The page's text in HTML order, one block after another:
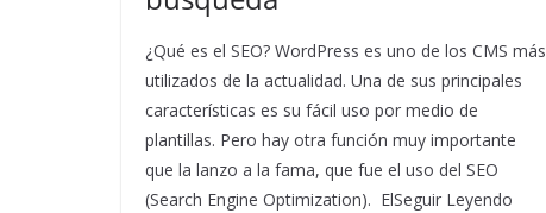
¿Qué es el SEO? WordPress es uno de los CMS más
utilizados de la actualidad. Una de sus principales
características es su fácil uso por medio de
plantillas. Pero hay otra función muy importante
que la lanzo a la fama, que fue el uso del SEO
(Search Engine Optimization). ElSeguir Leyendo